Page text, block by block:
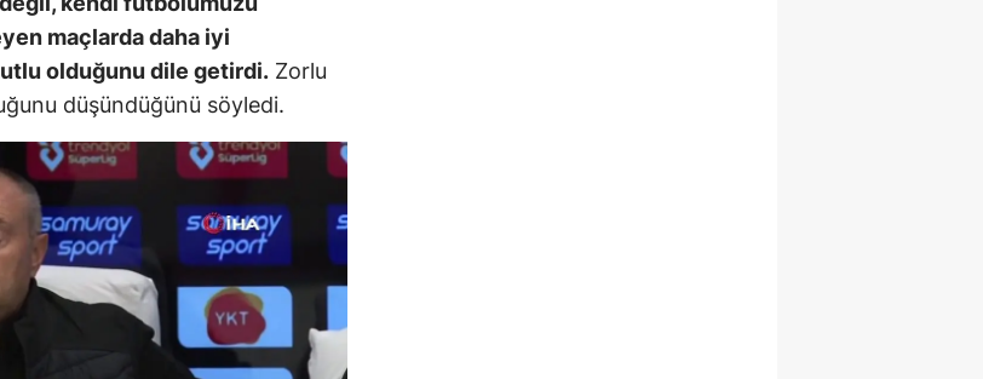
maçlarda daha iyi
olduğunu dile getirdi. Zorlu
düşündüğünü söyledi.